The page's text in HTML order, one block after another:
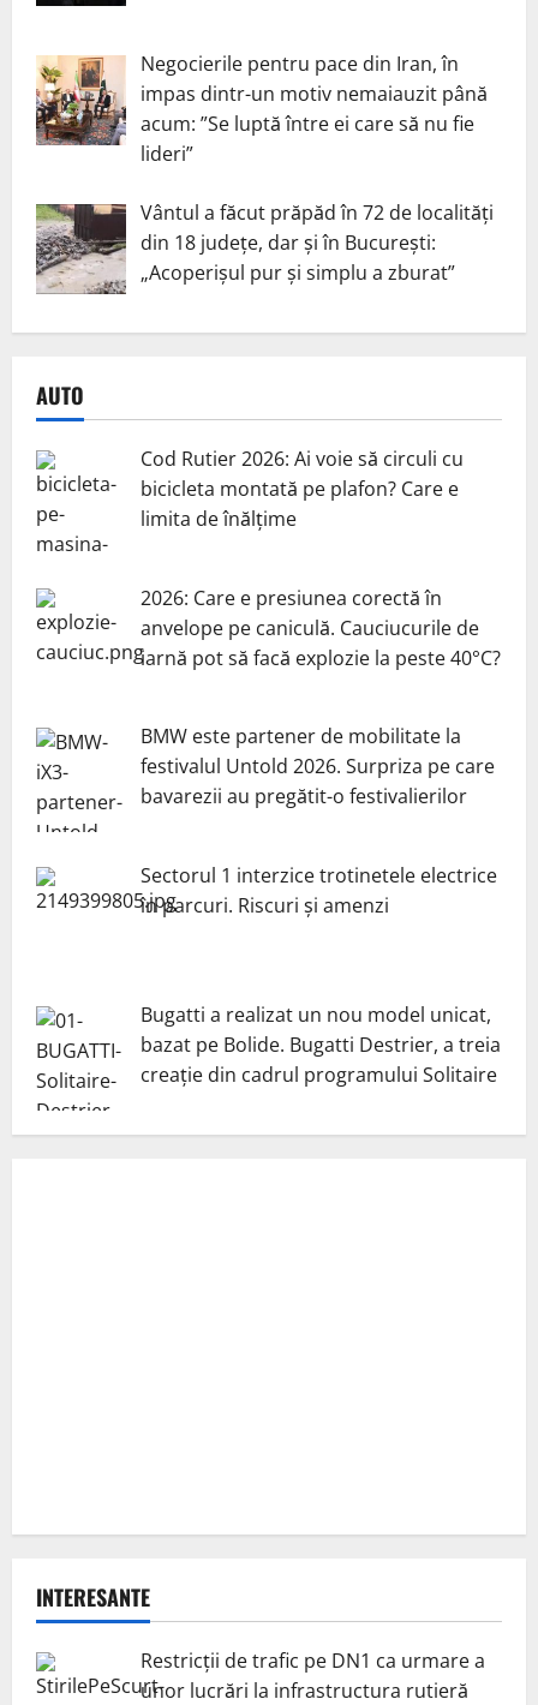
Negocierile pentru pace din Iran, în
impas dintr-un motiv nemaiauzit până
acum: ”Se luptă între ei care să nu fie
lideri”
Vântul a făcut prăpăd în 72 de localități
din 18 județe, dar și în București:
„Acoperișul pur și simplu a zburat”
AUTO
Cod Rutier 2026: Ai voie să circuli cu
bicicleta montată pe plafon? Care e
limita de înălțime
2026: Care e presiunea corectă în
anvelope pe caniculă. Cauciucurile de
iarnă pot să facă explozie la peste 40°C?
BMW este partener de mobilitate la
festivalul Untold 2026. Surpriza pe care
bavarezii au pregătit-o festivalierilor
Sectorul 1 interzice trotinetele electrice
în parcuri. Riscuri și amenzi
Bugatti a realizat un nou model unicat,
bazat pe Bolide. Bugatti Destrier, a treia
creație din cadrul programului Solitaire
INTERESANTE
Restricții de trafic pe DN1 ca urmare a
unor lucrări la infrastructura rutieră